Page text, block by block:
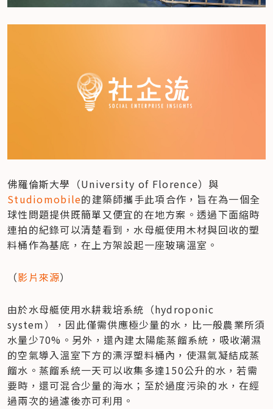
佛羅倫斯大學（University of Florence）與
Studiomobile的建築師攜手此項合作，旨在為一個全
球性問題提供既簡單又便宜的在地方案。透過下面縮時
連拍的紀錄可以清楚看到，水母艇使用木材與回收的塑
料桶作為基底，在上方架設起一座玻璃溫室。
（影片來源）
由於水母艇使用水耕栽培系統（hydroponic
system），因此僅需供應極少量的水，比一般農業所須
水量少70%。另外，還內建太陽能蒸餾系統，吸收潮濕
的空氣導入溫室下方的漂浮塑料桶內，使濕氣凝結成蒸
餾水。蒸餾系統一天可以收集多達150公升的水，若需
要時，還可混合少量的海水；至於過度污染的水，在經
過兩次的過濾後亦可利用。